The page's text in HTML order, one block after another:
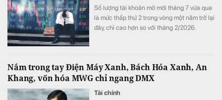
Số lượng tài khoản mở mới tháng 7 vừa qua
là mức thấp thứ 2 trong vòng một năm trở lại
đây, chỉ cao hơn so với tháng 2/2026.
Nắm trong tay Điện Máy Xanh, Bách Hóa Xanh, An
Khang, vốn hóa MWG chỉ ngang DMX
Tài chính